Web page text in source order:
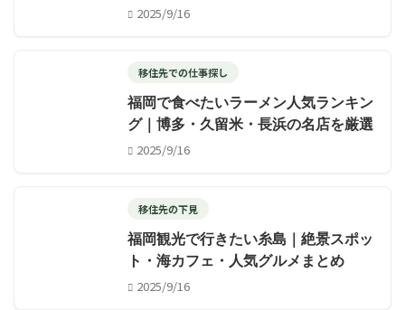
介2025/9/16
移住先での仕事探し
福岡で食べたいラーメン人気ランキン
グ｜博多・久留米・長浜の名店を厳選
2025/9/16
移住先の下見
福岡観光で行きたい糸島｜絶景スポッ
ト・海カフェ・人気グルメまとめ
2025/9/16